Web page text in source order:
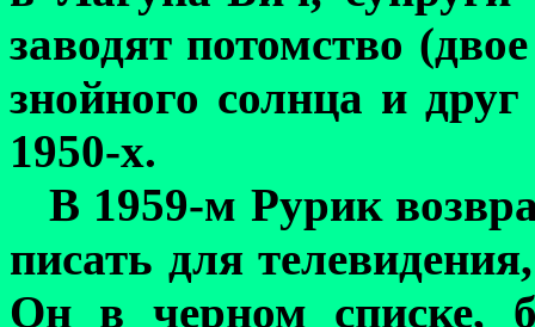
заводят потомство
знойного солнца и
1950-х.
В 1959-м Рурик
писать для
Он в черном списке,